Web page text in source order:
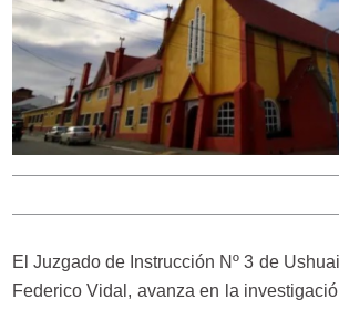
El Juzgado de Instrucción Nº 3 de
Federico Vidal, avanza en la